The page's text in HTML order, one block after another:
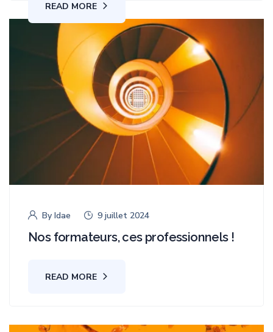
READ MORE
By Idae 9 juillet 2024
Nos formateurs, ces professionnels !
READ MORE